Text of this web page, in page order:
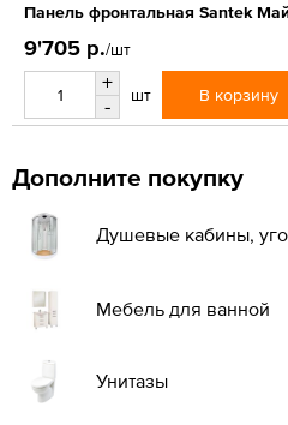
Панель фронтальная Santek
9'705 р./шт
+
-
шт В корзину
Дополните покупку
Душевые кабины,
Мебель для ванной
Унитазы